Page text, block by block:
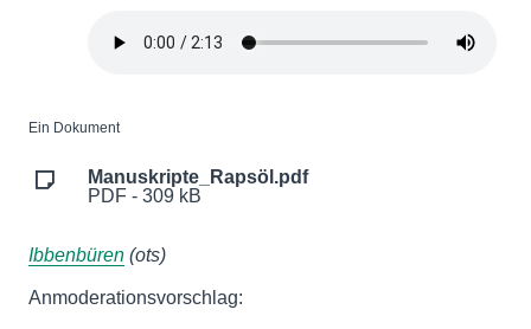
Ein Dokument
Manuskripte_Rapsöl.pdf
PDF - 309 kB
Ibbenbüren (ots)
Anmoderationsvorschlag: